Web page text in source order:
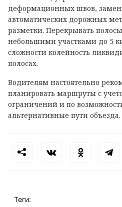
деформационных швов,
автоматических дорожных
разметки. Перекрывать
небольшими участками до 5
сложности колейность
полосах.
Водителям настоятельно
планировать маршруты с
ограничений и по
альтернативные пути объезда.
Теги: